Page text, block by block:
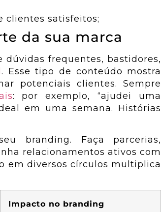
clientes satisfeitos;
da sua marca
dúvidas frequentes, bastidores,
. Esse tipo de conteúdo mostra
potenciais clientes. Sempre
: por exemplo, “ajudei uma
em uma semana. Histórias
branding. Faça parcerias,
relacionamentos ativos com
em diversos círculos multiplica
Impacto no branding